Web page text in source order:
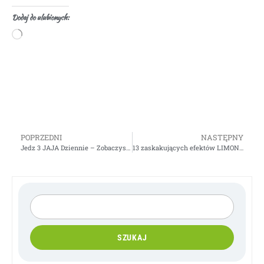
Dodaj do ulubionych:
SZUKAJ
POPRZEDNI NASTĘPNY
13 zaskakujących efektów LIMONKI – Gosia Klos